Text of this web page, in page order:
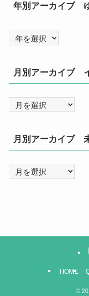
年別アーカイブ
月別アーカイブ
月別アーカイブ
HOME
©